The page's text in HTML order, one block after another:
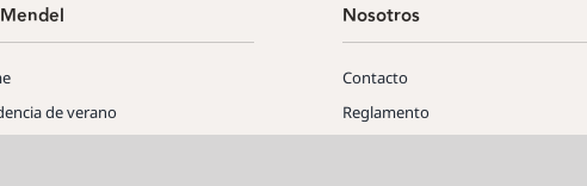
de verano
Nosotros
Contacto
Reglamento